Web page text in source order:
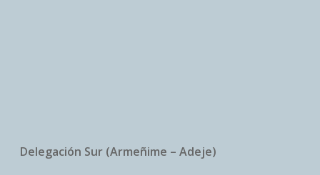
Delegación Sur (Armeñime – Adeje)